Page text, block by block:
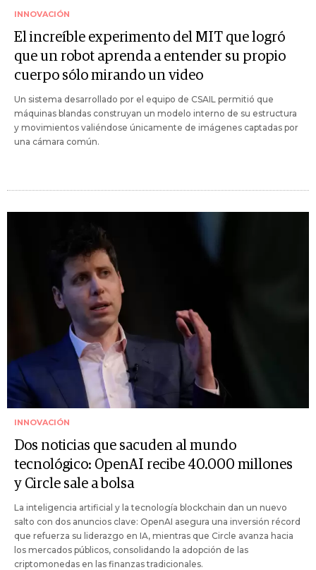
INNOVACIÓN
El increíble experimento del MIT que logró
que un robot aprenda a entender su propio
cuerpo sólo mirando un video
Un sistema desarrollado por el equipo de CSAIL permitió que
máquinas blandas construyan un modelo interno de su estructura
y movimientos valiéndose únicamente de imágenes captadas por
una cámara común.
INNOVACIÓN
Dos noticias que sacuden al mundo
tecnológico: OpenAI recibe 40.000 millones
y Circle sale a bolsa
La inteligencia artificial y la tecnología blockchain dan un nuevo
salto con dos anuncios clave: OpenAI asegura una inversión récord
que refuerza su liderazgo en IA, mientras que Circle avanza hacia
los mercados públicos, consolidando la adopción de las
criptomonedas en las finanzas tradicionales.